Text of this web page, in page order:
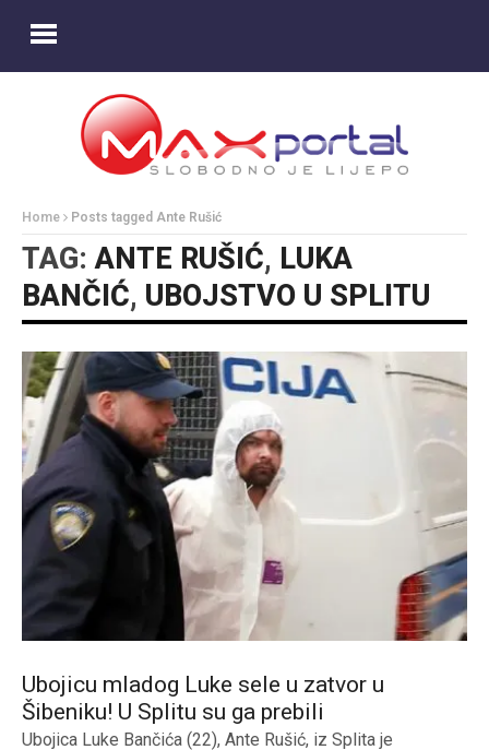
Home Posts tagged Ante Rušić
TAG:ANTE RUŠIĆ, LUKA
BANČIĆ, UBOJSTVO U SPLITU
Ubojicu mladog Luke sele u zatvor u
Šibeniku! U Splitu su ga prebili
Ubojica Luke Bančića (22), Ante Rušić, iz Splita je